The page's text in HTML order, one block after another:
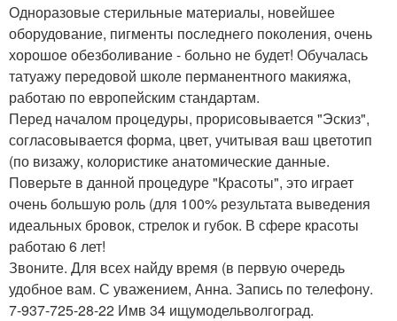
Одноразовые стерильные материалы, новейшее
оборудование, пигменты последнего поколения, очень
хорошое обезболивание - больно не будет! Обучалась
татуажу передовой школе перманентного макияжа,
работаю по европейским стандартам.
Перед началом процедуры, прорисовывается "Эскиз",
согласовывается форма, цвет, учитывая ваш цветотип
(по визажу, колористике анатомические данные.
Поверьте в данной процедуре "Красоты", это играет
очень большую роль (для 100% результата выведения
идеальных бровок, стрелок и губок. В сфере красоты
работаю 6 лет!
Звоните. Для всех найду время (в первую очередь
удобное вам. С уважением, Анна. Запись по телефону.
7-937-725-28-22 Имв 34 ищумодельволгоград.